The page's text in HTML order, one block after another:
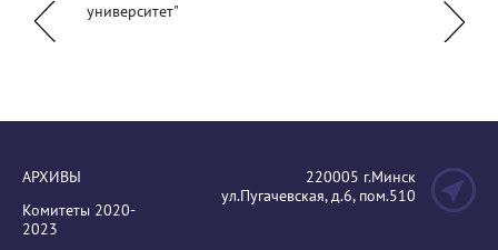
университет"
АРХИВЫ
Комитеты 2020-
2023
220005 г.Минск
ул.Пугачевская, д.6, пом.510